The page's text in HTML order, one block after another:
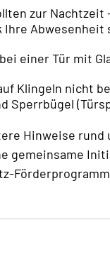
zur
Ihre Abwesenheit
einer Tür mit
Klingeln nicht
Sperrbügel
Hinweise
gemeinsame